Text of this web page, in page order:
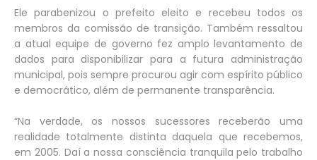
Ele parabenizou o prefeito eleito e recebeu todos os
membros da comissão de transição. Também ressaltou
a atual equipe de governo fez amplo levantamento de
dados para disponibilizar para a futura administração
municipal, pois sempre procurou agir com espírito público
e democrático, além de permanente transparência.
“Na verdade, os nossos sucessores receberão uma
realidade totalmente distinta daquela que recebemos,
em 2005. Daí a nossa consciência tranquila pelo trabalho